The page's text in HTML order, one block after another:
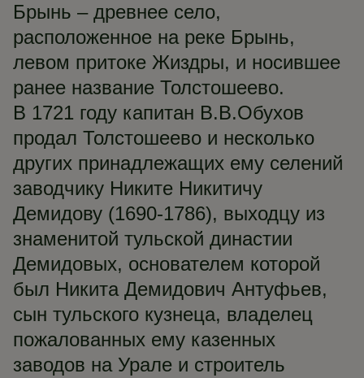
Брынь – древнее село,
расположенное на реке Брынь,
левом притоке Жиздры, и носившее
ранее название Толстошеево.
В 1721 году капитан В.В.Обухов
продал Толстошеево и несколько
других принадлежащих ему селений
заводчику Никите Никитичу
Демидову (1690-1786), выходцу из
знаменитой тульской династии
Демидовых, основателем которой
был Никита Демидович Антуфьев,
сын тульского кузнеца, владелец
пожалованных ему казенных
заводов на Урале и строитель